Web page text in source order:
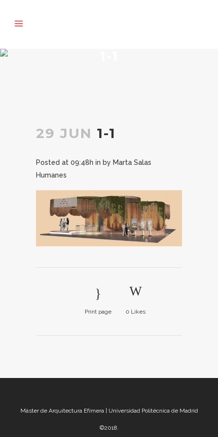
29 JUN 1-1
Posted at 09:48h in by Marta Salas
Humanes
Print page 0 Likes
Máster de Arquitectura Efímera | Universidad Politécnica de Madrid
©2018.